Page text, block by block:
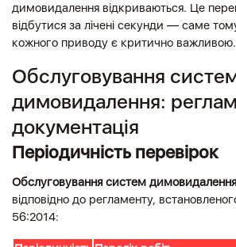
димовидалення відкриваються. Це
відбутися за лічені секунди — саме
кожного приводу є критично важливою.
Обслуговування
димовидалення:
документація
Періодичність перевірок
Обслуговування систем димовидалення
відповідно до регламенту,
56:2014: